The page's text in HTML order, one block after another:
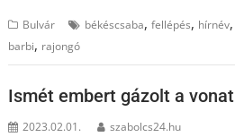
Bulvár békéscsaba,fellépés, hírnév,
barbi, rajongó
Ismét embert gázolt a vonat
2023.02.01. szabolcs24.hu